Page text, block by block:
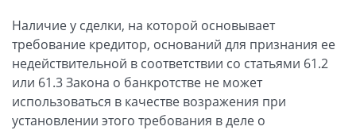
Наличие у сделки, на которой основывает
требование кредитор, оснований для признания ее
недействительной в соответствии со статьями 61.2
или 61.3 Закона о банкротстве не может
использоваться в качестве возражения при
установлении этого требования в деле о